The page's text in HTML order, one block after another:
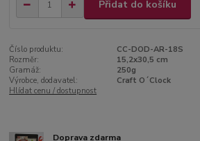
Přidat do košíku
Číslo produktu:
CC-DOD-AR-18S
Rozměr:
15,2x30,5 cm
Gramáž:
250g
Výrobce, dodavatel:
Craft O´Clock
Hlídat cenu / dostupnost
Doprava zdarma